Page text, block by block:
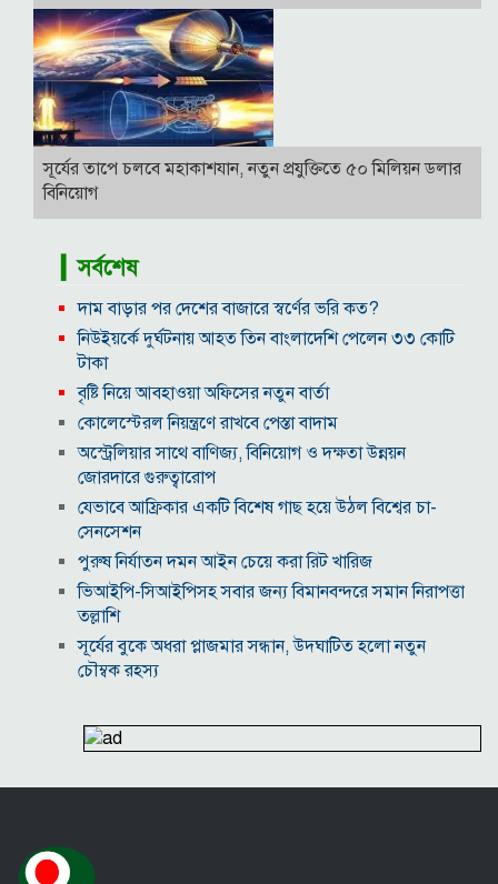
সূর্যের তাপে চলবে মহাকাশযান, নতুন প্রযুক্তিতে ৫০ মিলিয়ন ডলার
বিনিয়োগ
▎সর্বশেষ
দাম বাড়ার পর দেশের বাজারে স্বর্ণের ভরি কত?
নিউইয়র্কে দুর্ঘটনায় আহত তিন বাংলাদেশি পেলেন ৩৩ কোটি
টাকা
বৃষ্টি নিয়ে আবহাওয়া অফিসের নতুন বার্তা
কোলেস্টেরল নিয়ন্ত্রণে রাখবে পেস্তা বাদাম
অস্ট্রেলিয়ার সাথে বাণিজ্য, বিনিয়োগ ও দক্ষতা উন্নয়ন
জোরদারে গুরুত্বারোপ
যেভাবে আফ্রিকার একটি বিশেষ গাছ হয়ে উঠল বিশ্বের চা-
সেনসেশন
পুরুষ নির্যাতন দমন আইন চেয়ে করা রিট খারিজ
ভিআইপি-সিআইপিসহ সবার জন্য বিমানবন্দরে সমান নিরাপত্তা
তল্লাশি
সূর্যের বুকে অধরা প্লাজমার সন্ধান, উদ্ঘাটিত হলো নতুন
চৌম্বক রহস্য
প্রতারণা মামলায় সালমান খানকে আদালতে তলব
এলো চাঞ্চল্যকর অভিযোগ
বাংলাদেশি টাকায় আজকের মুদ্রা বিনিময় হার